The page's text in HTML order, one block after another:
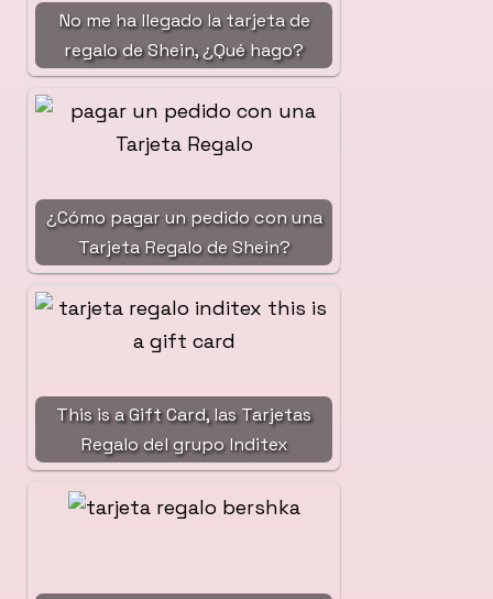
No me ha llegado la tarjeta de
regalo de Shein, ¿Qué hago?
¿Cómo pagar un pedido con una
Tarjeta Regalo de Shein?
This is a Gift Card, las Tarjetas
Regalo del grupo Inditex